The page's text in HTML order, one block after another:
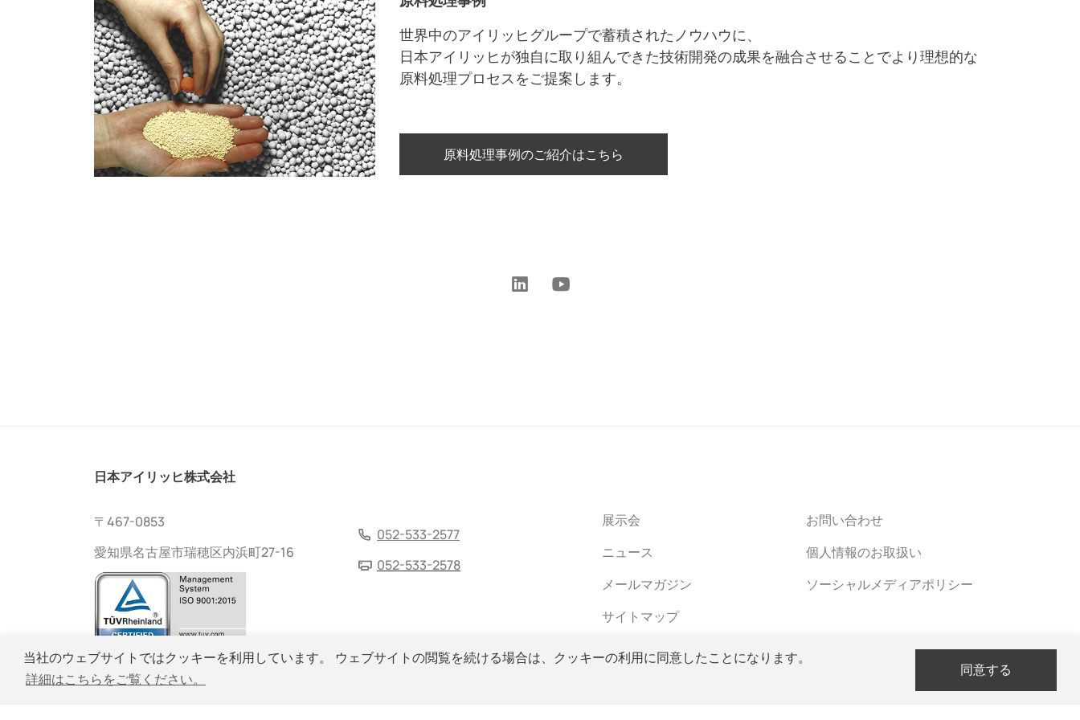
当社のウェブサイトではクッキーを利用しています。 ウェブサイトの閲覧を続ける場合は、クッキーの利用に同意したことになります。
詳細はこちらをご覧ください。
同意する
世界中のアイリッヒグループで蓄積されたノウハウに、
日本アイリッヒが独自に取り組んできた技術開発の成果を融合させることでより理想的な
原料処理プロセスをご提案します。
原料処理事例のご紹介はこちら
日本アイリッヒ株式会社
〒467-0853
愛知県名古屋市瑞穂区内浜町27-16
052-533-2577
052-533-2578
展示会
ニュース
メールマガジン
サイトマップ
お問い合わせ
個人情報のお取扱い
ソーシャルメディアポリシー